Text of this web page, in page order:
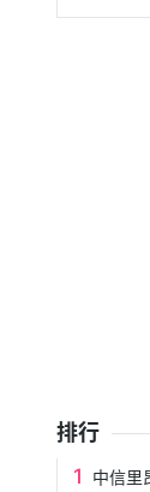
排行
中信里昂：